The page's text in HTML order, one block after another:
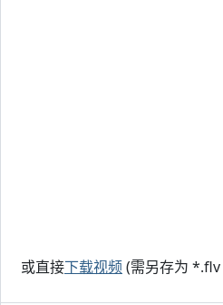
或直接下载视频(需另存为 *.flv